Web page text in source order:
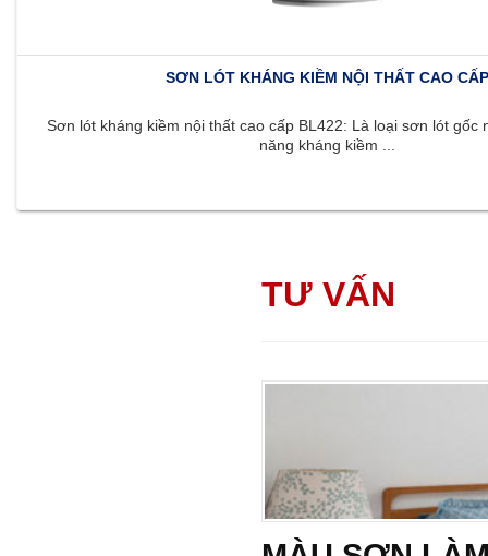
SƠN LÓT KHÁNG KIỀM NỘI THẤT CAO CẤP
Sơn lót kháng kiềm nội thất cao cấp BL422: Là loại sơn lót gốc
năng kháng kiềm ...
TƯ VẤN